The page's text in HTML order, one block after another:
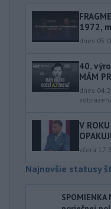
1972,
dnes
40.⁠
MÁM
dnes
zobrazení
V
včera
Najnovšie statusy